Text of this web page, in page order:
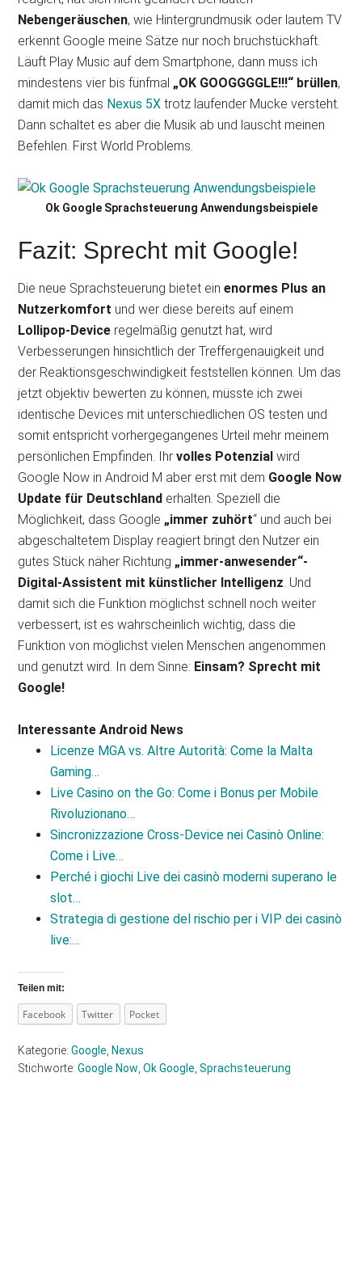
Nebengeräuschen, wie Hintergrundmusik oder lautem TV
erkennt Google meine Sätze nur noch bruchstückhaft.
Läuft Play Music auf dem Smartphone, dann muss ich
mindestens vier bis fünfmal „OK GOOGGGGLE!!!“ brüllen,
damit mich das Nexus 5X trotz laufender Mucke versteht.
Dann schaltet es aber die Musik ab und lauscht meinen
Befehlen. First World Problems.
Ok Google Sprachsteuerung Anwendungsbeispiele
Fazit: Sprecht mit Google!
Die neue Sprachsteuerung bietet einenormes Plus an
Nutzerkomfort und wer diese bereits auf einem
Lollipop-Device regelmäßig genutzt hat, wird
Verbesserungen hinsichtlich der Treffergenauigkeit und
der Reaktionsgeschwindigkeit feststellen können. Um das
jetzt objektiv bewerten zu können, müsste ich zwei
identische Devices mit unterschiedlichen OS testen und
somit entspricht vorhergegangenes Urteil mehr meinem
persönlichen Empfinden. Ihrvolles Potenzial wird
Google Now in Android M aber erst mit dem Google Now
Update für Deutschland erhalten. Speziell die
Möglichkeit, dass Google „immer zuhört“ und auch bei
abgeschaltetem Display reagiert bringt den Nutzer ein
gutes Stück näher Richtung „immer-anwesender“-
Digital-Assistent mit künstlicher Intelligenz. Und
damit sich die Funktion möglichst schnell noch weiter
verbessert, ist es wahrscheinlich wichtig, dass die
Funktion von möglichst vielen Menschen angenommen
und genutzt wird. In dem Sinne: Einsam? Sprecht mit
Google!
Interessante Android News
Licenze MGA vs. Altre Autorità: Come la Malta
Gaming…
Live Casino on the Go: Come i Bonus per Mobile
Rivoluzionano…
Sincronizzazione Cross‑Device nei Casinò Online:
Come i Live…
Perché i giochi Live dei casinò moderni superano le
slot…
Strategia di gestione del rischio per i VIP dei casinò
live:…
Teilen mit:
Facebook Twitter Pocket
Kategorie:Google Nexus
Stichworte:Google Now ,Ok Google ,Sprachsteuerung